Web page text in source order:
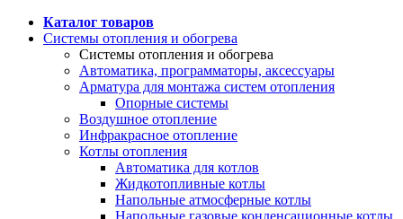
Каталог товаров
Системы отопления и обогрева
Системы отопления и обогрева
Автоматика, программаторы, аксессуары
Арматура для монтажа систем отопления
Опорные системы
Воздушное отопление
Инфракрасное отопление
Котлы отопления
Автоматика для котлов
Жидкотопливные котлы
Напольные атмосферные котлы
Напольные газовые конденсационные котлы